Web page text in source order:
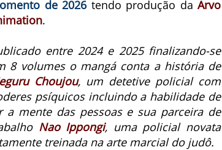
de 2026tendo produção da Arvo
.
entre 2024 e 2025 finalizando-se
8 volumes o mangá conta a história de
Choujou, um detetive policial com
psíquicos incluindo a habilidade de
a mente das pessoas e sua parceira de
Nao Ippongi, uma policial novata
treinada na arte marcial do judô.